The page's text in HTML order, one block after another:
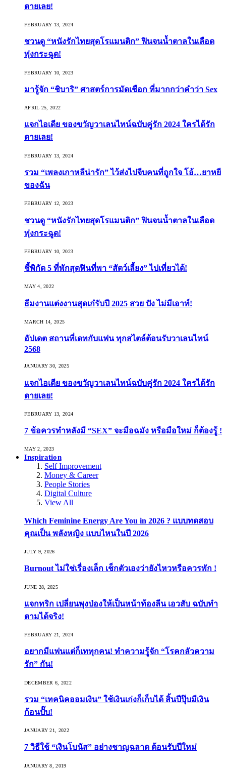
ตายเลย!
FEBRUARY 13, 2024
ชวนดู “หนังรักไทยสุดโรแมนติก” ฟินจนน้ำตาลในเลือด
พุ่งกระฉูด!
FEBRUARY 10, 2023
มารู้จัก “ชิบาริ” ศาสตร์การมัดเชือก ที่มากกว่าคำว่า Sex
APRIL 25, 2022
แจกไอเดีย ของขวัญวาเลนไทน์ฉบับคู่รัก 2024 ใครได้รัก
ตายเลย!
FEBRUARY 13, 2024
รวม “เพลงเกาหลีน่ารัก” ไว้ส่งไปจีบคนที่ถูกใจ โอ้…ยาหยี
ของฉัน
FEBRUARY 12, 2023
ชวนดู “หนังรักไทยสุดโรแมนติก” ฟินจนน้ำตาลในเลือด
พุ่งกระฉูด!
FEBRUARY 10, 2023
ชี้พิกัด 5 ที่พักสุดฟินที่พา “สัตว์เลี้ยง” ไปเที่ยวได้!
MAY 4, 2022
ธีมงานแต่งงานสุดเก๋รับปี 2025 สวย ปัง ไม่มีเอาท์!
MARCH 14, 2025
อัปเดต สถานที่เดทกับแฟน ทุกสไตล์ต้อนรับวาเลนไทน์
2568
JANUARY 30, 2025
แจกไอเดีย ของขวัญวาเลนไทน์ฉบับคู่รัก 2024 ใครได้รัก
ตายเลย!
FEBRUARY 13, 2024
7 ข้อควรทำหลังมี “SEX” จะมือฉมัง หรือมือใหม่ ก็ต้องรู้ !
MAY 2, 2023
Inspiration
Self Improvement
Money & Career
People Stories
Digital Culture
View All
Which Feminine Energy Are You in 2026 ? แบบทดสอบ
คุณเป็น พลังหญิง แบบไหนในปี 2026
JULY 9, 2026
Burnout ไม่ใช่เรื่องเล็ก เช็กตัวเองว่ายังไหวหรือควรพัก !
JUNE 28, 2025
แจกทริก เปลี่ยนพุงป่องให้เป็นหน้าท้องลีน เอวสับ ฉบับทำ
ตามได้จริง!
FEBRUARY 21, 2024
อยากมีแฟนแต่ก็เททุกคน! ทำความรู้จัก “โรคกลัวความ
รัก” กัน!
DECEMBER 6, 2022
รวม “เทคนิคออมเงิน” ใช้เงินเก่งก็เก็บได้ สิ้นปีปุ๊บมีเงิน
ก้อนปั๊บ!
JANUARY 21, 2022
7 วิธีใช้ “เงินโบนัส” อย่างชาญฉลาด ต้อนรับปีใหม่
JANUARY 8, 2019